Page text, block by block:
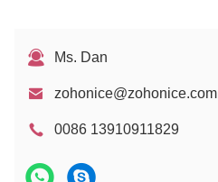
Ms. Dan
zohonice@zohonice.com
0086 13910911829